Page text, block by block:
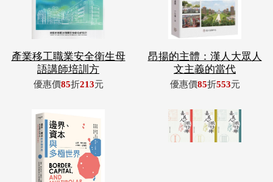
產業移工職業安全衛生母
語講師培訓方
優惠價85折213元
昂揚的主體：漢人大眾人
文主義的當代
優惠價85折553元